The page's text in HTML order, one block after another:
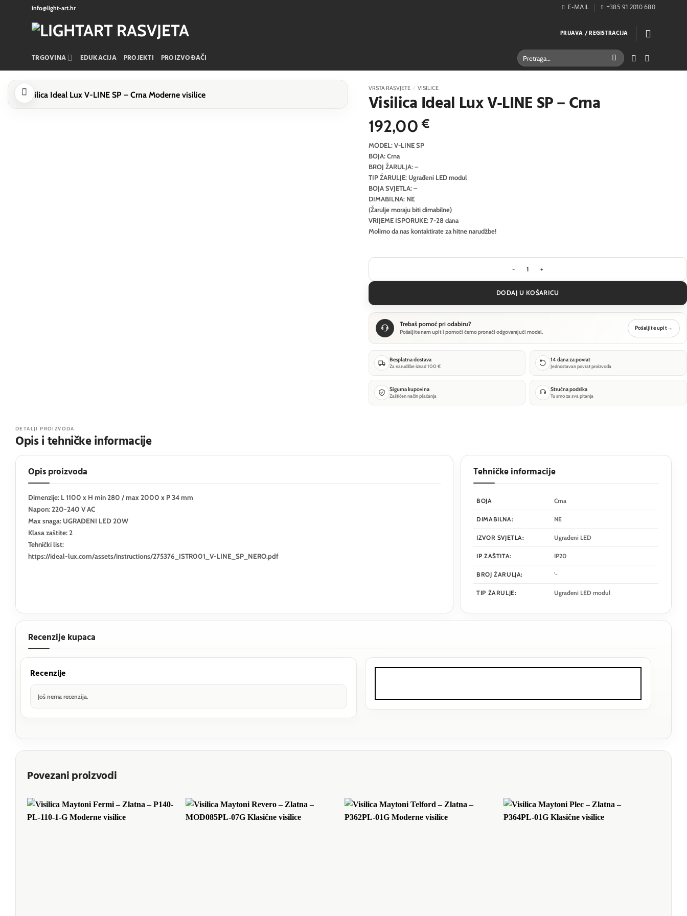
info@light-art.hr E-MAIL +385 91 2010 680
PRIJAVA / REGISTRACIJA
TRGOVINA EDUKACIJA PROJEKTI PROIZVOĐAČI Pretraži:
VRSTA RASVJETE / VISILICE
Visilica Ideal Lux V-LINE SP – Crna
192,00€
MODEL: V-LINE SP
BOJA: Crna
BROJ ŽARULJA: –
TIP ŽARULJE: Ugrađeni LED modul
BOJA SVJETLA: –
DIMABILNA: NE
(Žarulje moraju biti dimabilne)
VRIJEME ISPORUKE: 7-28 dana
Molimo da nas kontaktirate za hitne narudžbe!
Visilica Ideal Lux V-LINE SP - Crna količina
DODAJ U KOŠARICU
Trebaš pomoć pri odabiru?
Pošaljite nam upit i pomoći ćemo pronaći odgovarajući model.
Pošaljite upit→
Besplatna dostava
Za narudžbe iznad 100 €
14 dana za povrat
Jednostavan povrat proizvoda
Sigurna kupovina
Zaštićen način plaćanja
Stručna podrška
Tu smo za sva pitanja
DETALJI PROIZVODA
Opis i tehničke informacije
Opis proizvoda
Dimenzije: L 1100 x H min 280 / max 2000 x P 34 mm
Napon: 220-240 V AC
Max snaga: UGRAĐENI LED 20W
Klasa zaštite: 2
Tehnički list:
https://ideal-lux.com/assets/instructions/275376_ISTR001_V-LINE_SP_NERO.pdf
Tehničke informacije
BOJA Crna
DIMABILNA: NE
IZVOR SVJETLA: Ugrađeni LED
IP ZAŠTITA: IP20
BROJ ŽARULJA: '-
TIP ŽARULJE: Ugrađeni LED modul
Recenzije kupaca
Recenzije
Još nema recenzija.
Povezani proizvodi